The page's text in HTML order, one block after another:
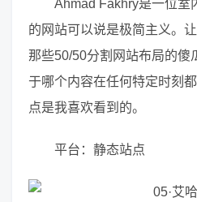
Ahmad Fakhry是一位室
的网站可以说是极简主义。
那些50/50分割网站布局的傻
于哪个内容在任何特定时刻
点是我喜欢看到的。
平台：静态站点